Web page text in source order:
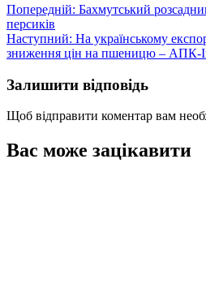
Навігація
записів
Попередній: Бахмутський
персиків
Наступний: На українському
зниження цін на пшеницю – АПК-
Залишити відповідь
Щоб відправити коментар вам
Вас може зацікавити